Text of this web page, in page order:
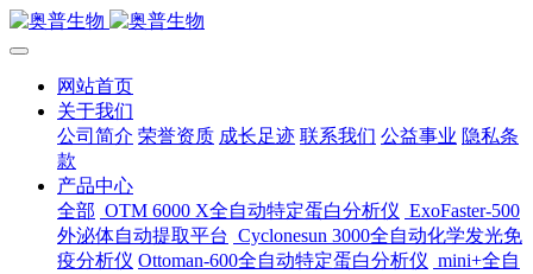
网站首页
关于我们
公司简介 荣誉资质 成长足迹 联系我们 公益事业 隐私条
款
产品中心
全部 OTM 6000 X全自动特定蛋白分析仪 ExoFaster-500
外泌体自动提取平台 Cyclonesun 3000全自动化学发光免
疫分析仪 Ottoman-600全自动特定蛋白分析仪 mini+全自